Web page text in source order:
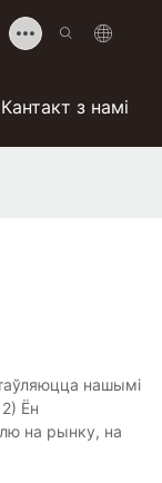
Кантакт з намі
нашымі
Ён
на рынку, на